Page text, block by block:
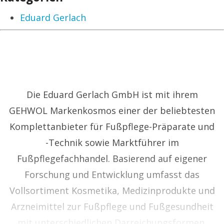
Eduard Gerlach
Die Eduard Gerlach GmbH ist mit ihrem
GEHWOL Markenkosmos einer der beliebtesten
Komplettanbieter für Fußpflege-Präparate und
-Technik sowie Marktführer im
Fußpflegefachhandel. Basierend auf eigener
Forschung und Entwicklung umfasst das
Vollsortiment Kosmetika, Medizinprodukte und
Arzneimittel zur Fußpflege und Fußgesundheit